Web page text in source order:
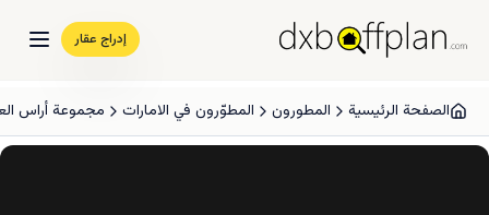
إدراج عقار
الصفحة الرئيسية المطورون المطوّرون في الامارات مجموعة أراس